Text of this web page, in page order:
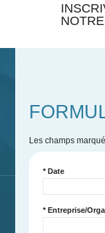
Les champs
*Date
*Entreprise/